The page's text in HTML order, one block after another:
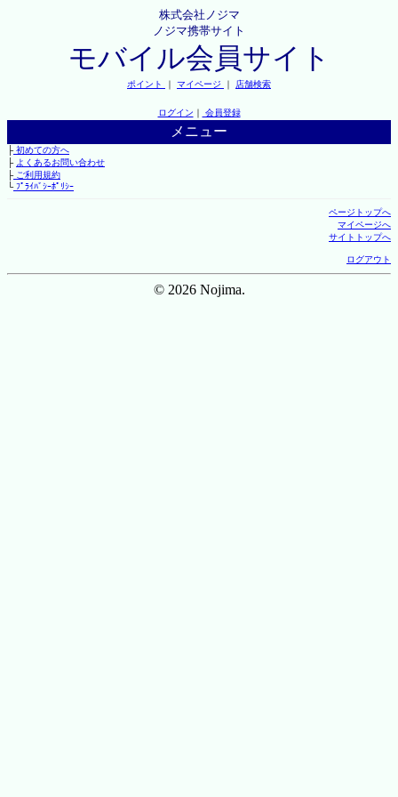
株式会社ノジマ
ノジマ携帯サイト
モバイル会員サイト
ポイント ｜ マイページ ｜ 店舗検索
ログイン ｜ 会員登録
メニュー
├初めての方へ
├ よくあるお問い合わせ
├ご利用規約
└ﾌﾟﾗｲﾊﾞｼｰﾎﾟﾘｼｰ
ページトップへ
マイページへ
サイトトップへ
ログアウト
© 2026 Nojima.